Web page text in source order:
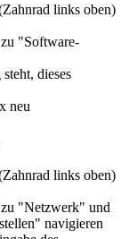
links oben)
"Software-
dieses
neu
links oben)
"Netzwerk" und
navigieren